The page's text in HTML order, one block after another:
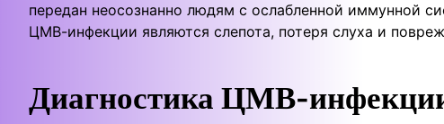
передан неосознанно людям с ослабленной иммунной
ЦМВ-инфекции являются слепота, потеря слуха и
Диагностика ЦМВ-